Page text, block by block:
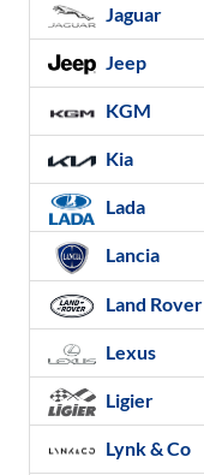
Jaguar
Jeep
KGM
Kia
Lada
Lancia
Land Rover
Lexus
Ligier
Lynk & Co